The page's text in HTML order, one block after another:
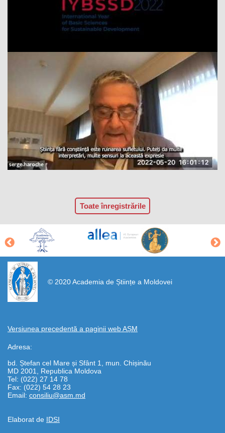
Toate înregistrările
© 2020 Academia de Științe a Moldovei
Versiunea precedentă a paginii web AȘM
Adresa:
bd. Ștefan cel Mare și Sfânt 1, mun. Chișinău
MD 2001, Republica Moldova
Tel: (022) 27 14 78
Fax: (022) 54 28 23
Email: consiliu@asm.md
Elaborat de IDSI
https://propletenie.ru/